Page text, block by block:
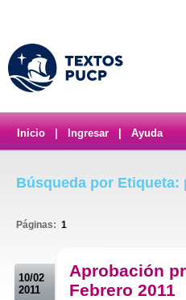
Inicio Ingresar Ayuda
Búsqueda por Etiqueta:
Páginas: 1
10/02
2011
Aprobación
Febrero 2011